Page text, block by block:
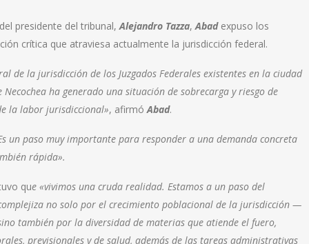
presidente del tribunal, Alejandro Tazza, Abadexpuso los
crítica que atraviesa actualmente la jurisdicción federal.
de la jurisdicción de los Juzgados Federales existentes en la ciudad
ha generado una situación de sobrecarga y riesgo de
la labor jurisdiccional», afirmó Abad.
un paso muy importante para responder a una demanda concreta
rápida».
que «vivimos una cruda realidad. Estamos a un paso del
no solo por el crecimiento poblacional de la jurisdicción —
también por la diversidad de materias que atiende el fuero,
previsionales y de salud, además de las tareas administrativas